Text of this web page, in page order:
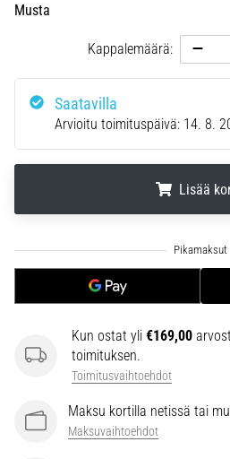
juoksijoiden
6. 8. 2026
Juoksukengät,
on
pehmustusta
ovat
juoksukenkämallit,
joissa
vaimennus?
Musta
Kappalemäärä:
Saatavilla
Arvioitu toimituspäivä: 14. 8.
Lisää
Kun ostat yli €169,00
toimituksen.
Toimitusvaihtoehdot
Maksu kortilla netissä tai
Maksuvaihtoehdot